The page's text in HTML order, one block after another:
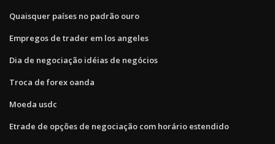
Quaisquer países no padrão ouro
Empregos de trader em los angeles
Dia de negociação idéias de negócios
Troca de forex oanda
Moeda usdc
Etrade de opções de negociação com horário estendido